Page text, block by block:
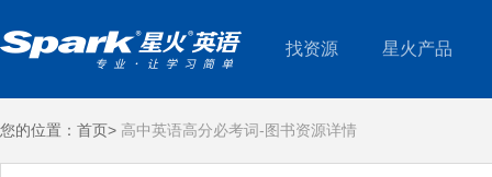
找资源 星火产品
您的位置： 首页> 高中英语高分必考词-图书资源详情